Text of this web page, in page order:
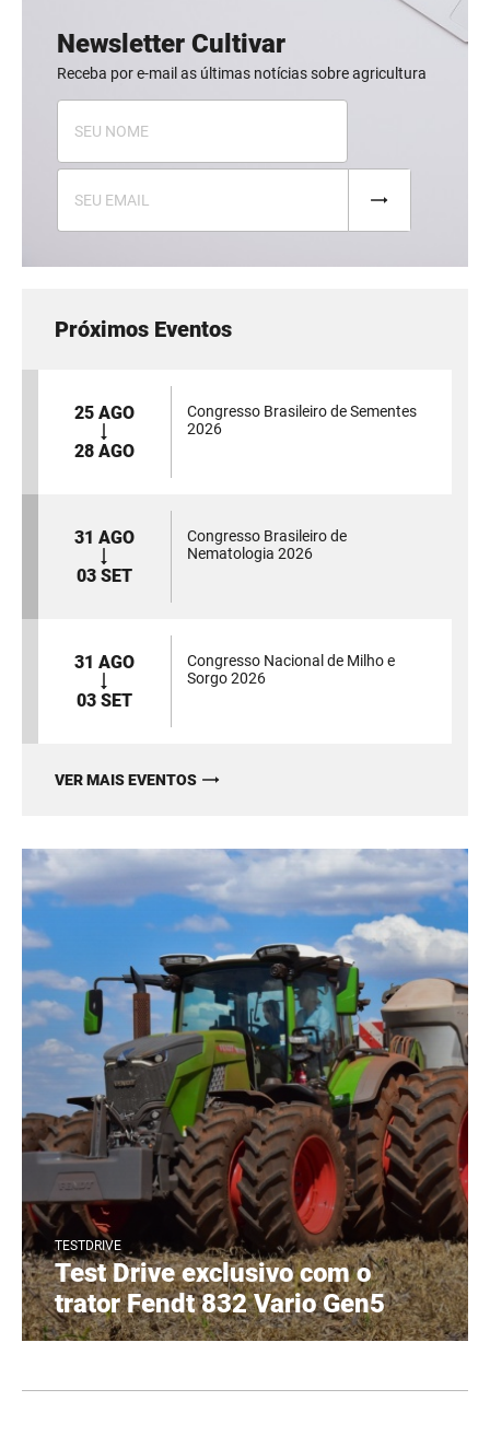
Newsletter Cultivar
Receba por e-mail as últimas notícias sobre agricultura
Próximos Eventos
25 AGO
28 AGO
Congresso Brasileiro de Sementes
2026
31 AGO
03 SET
Congresso Brasileiro de
Nematologia 2026
31 AGO
03 SET
Congresso Nacional de Milho e
Sorgo 2026
VER MAIS EVENTOS
TESTDRIVE
Test Drive exclusivo com o
trator Fendt 832 Vario Gen5